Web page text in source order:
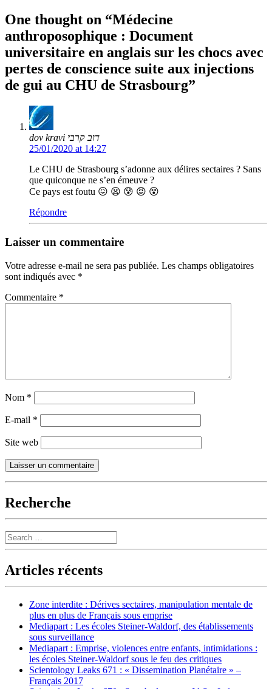
One thought on “Médecine
anthroposophique : Document
universitaire en anglais sur les chocs avec
pertes de conscience suite aux injections
de gui au CHU de Strasbourg”
dov kravi דוב קרבי
25/01/2020 at 14:27
Le CHU de Strasbourg s’adonne aux délires sectaires ? Sans
que quiconque ne s’en émeuve ?
Ce pays est foutu 😖 😫 😰 😡 😵
Répondre
Laisser un commentaire
Votre adresse e-mail ne sera pas publiée. Les champs obligatoires
sont indiqués avec *
Commentaire *
Nom *
E-mail *
Site web
Recherche
Search
Articles récents
Zone interdite : Dérives sectaires, manipulation mentale de
plus en plus de Français sous emprise
Mediapart : Les écoles Steiner-Waldorf, des établissements
sous surveillance
Mediapart : Emprise, violences entre enfants, intimidations :
les écoles Steiner-Waldorf sous le feu des critiques
Scientology Leaks 671 : « Dissemination Planétaire » –
Français 2017